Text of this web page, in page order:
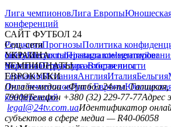
Лига чемпионовЛига Европы
конференций
САЙТ ФУТБОЛ 24
РедакцияПрогнозыПолитика
сайтуКонтактыПравила
политикаСтруктура собственности
Соц. сети
facebookxyoutubeinstagramtelegramviber
УКРАИНА
УкраинаПервая лигаВторая лига
ЧЕМПИОНАТЫ
ГерманияИспанияАнглияИталияБельгия
ЕВРОКУБКИ
Лига чемпионовЛига Европы
конференций
Онлайн-медиа «Футбол 24»пл.
79008Телефон +380 (32) 229-77-77Адрес
legal@24tv.com.uaИдентификатор
субъектов в сфере медиа — R40-06058